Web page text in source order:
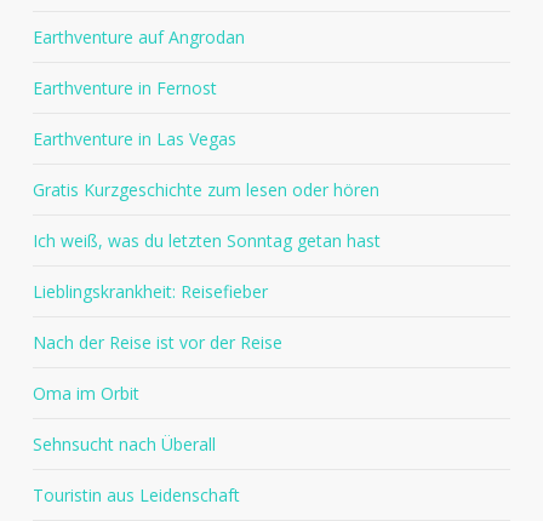
Earthventure auf Angrodan
Earthventure in Fernost
Earthventure in Las Vegas
Gratis Kurzgeschichte zum lesen oder hören
Ich weiß, was du letzten Sonntag getan hast
Lieblingskrankheit: Reisefieber
Nach der Reise ist vor der Reise
Oma im Orbit
Sehnsucht nach Überall
Touristin aus Leidenschaft